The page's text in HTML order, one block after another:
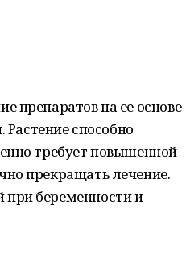
препаратов на ее основе
Растение способно
требует повышенной
прекращать лечение.
при беременности и